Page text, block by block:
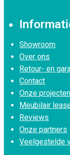
Showroom
Over ons
Retour- en
Contact
Onze projecten
Meubilair
Reviews
Onze partners
Veelgestelde